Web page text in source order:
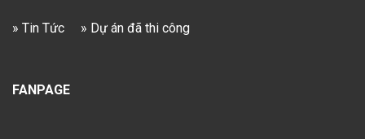
» Tin Tức » Dự án đã thi công
FANPAGE